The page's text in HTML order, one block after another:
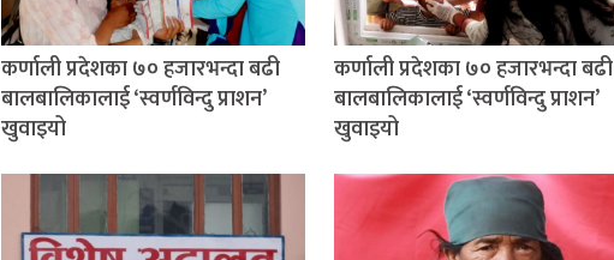
कर्णाली प्रदेशका ७० हजारभन्दा बढी
बालबालिकालाई ‘स्वर्णविन्दु प्राशन’
खुवाइयो
कर्णाली प्रदेशका ७० हजारभन्दा बढी
बालबालिकालाई ‘स्वर्णविन्दु प्राशन’
खुवाइयो